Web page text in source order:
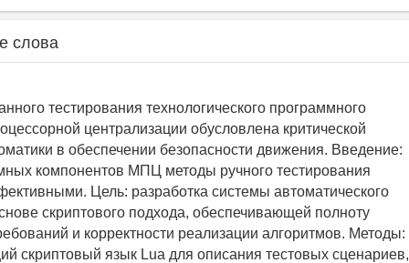
слова
тестирования технологического программного
централизации обусловлена критической
в обеспечении безопасности движения. Введение:
компонентов МПЦ методы ручного тестирования
Цель: разработка системы автоматического
скриптового подхода, обеспечивающей полноту
и корректности реализации алгоритмов. Методы:
скриптовый язык Lua для описания тестовых сценариев,